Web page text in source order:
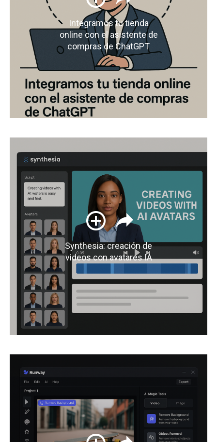
Integramos tu tienda
online con el asistente de
compras de ChatGPT
Synthesia: creación de
videos con avatares IA